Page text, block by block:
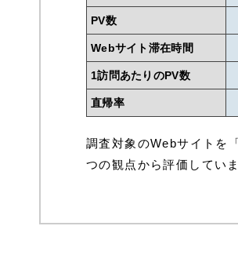
PV数
Webサイト滞在時間
1訪問あたりのPV数
直帰率
調査対象のWebサイトを
つの観点から評価してい